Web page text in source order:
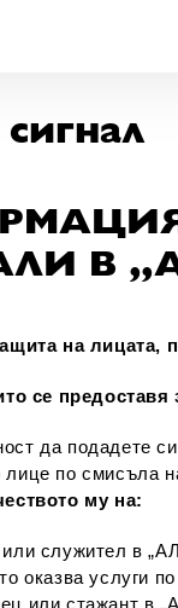
В
на
се
да подадете
лице по
му на:
или служител в
оказва услуги
или стажант